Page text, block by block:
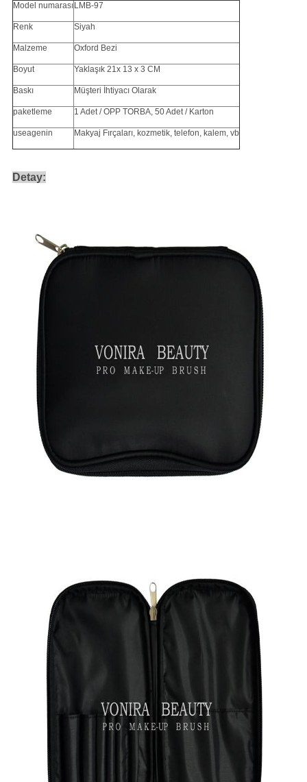
Model numarası LMB-97
Renk Siyah
Malzeme Oxford Bezi
Boyut Yaklaşık 21x 13 x 3 CM
Baskı Müşteri İhtiyacı Olarak
paketleme 1 Adet / OPP TORBA, 50 Adet / Karton
useagenin Makyaj Fırçaları, kozmetik, telefon, kalem, vb
Detay: